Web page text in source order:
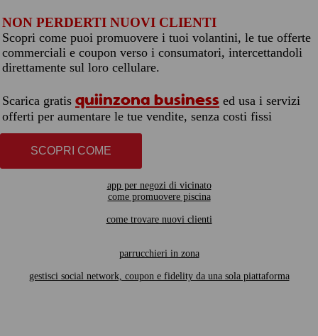
NON PERDERTI NUOVI CLIENTI
Scopri come puoi promuovere i tuoi volantini, le tue offerte
commerciali e coupon verso i consumatori, intercettandoli
direttamente sul loro cellulare.
Scarica gratis quiinzona business ed usa i servizi
offerti per aumentare le tue vendite, senza costi fissi
SCOPRI COME
app per negozi di vicinato
come promuovere piscina
come trovare nuovi clienti
parrucchieri in zona
gestisci social network, coupon e fidelity da una sola piattaforma